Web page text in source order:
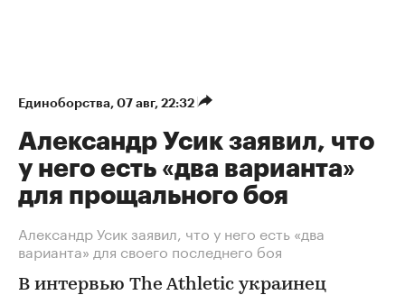
Единоборства⁠, 07 авг, 22:32
Александр Усик заявил, что
у него есть «два варианта»
для прощального боя
Александр Усик заявил, что у него есть «два
варианта» для своего последнего боя
В интервью The Athletic украинец